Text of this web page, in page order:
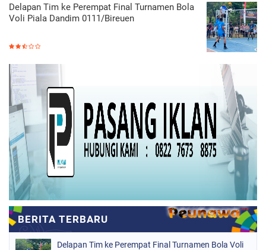
Delapan Tim ke Perempat Final Turnamen Bola
Voli Piala Dandim 0111/Bireuen
Delapan Tim ke Perempat Final Turnamen Bola Voli